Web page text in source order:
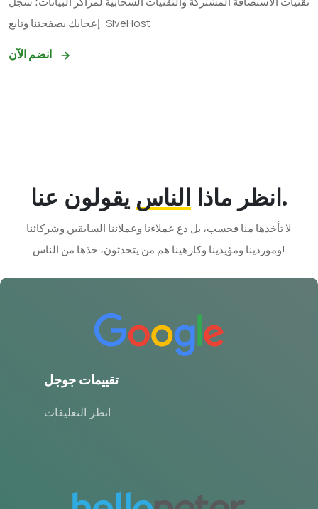
إعجابك بصفحتنا وتابع: SiveHost
انظر ماذا الناس يقولون عنا.
لا تأخذها منا فحسب، بل دع عملاءنا وعملائنا السابقين وشركائنا
وموردينا ومؤيدينا وكارهينا هم من يتحدثون، خذها من الناس!
تقييمات جوجل
انظر التعليقات